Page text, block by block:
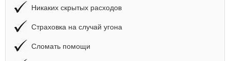
Никаких скрытых расходов
Страховка на случай угона
Сломать помощи